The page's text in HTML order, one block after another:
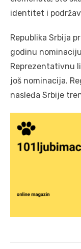
identitet i
Republika Srbija
godinu
Reprezentativnu
još nominacija.
nasleđa Srbije